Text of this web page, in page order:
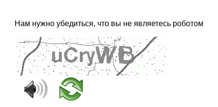
Нам нужно убедиться, что вы не являетесь роботом